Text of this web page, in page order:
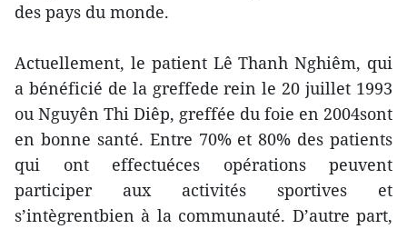
des pays du monde.
Actuellement, le patient Lê Thanh Nghiêm, qui
a bénéficié de la greffede rein le 20 juillet 1993
ou Nguyên Thi Diêp, greffée du foie en 2004sont
en bonne santé. Entre 70% et 80% des patients
qui ont effectuéces opérations peuvent
participer aux activités sportives et
s’intègrentbien à la communauté. D’autre part,